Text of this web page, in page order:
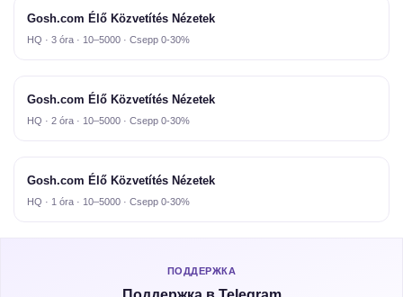
Gosh.com Élő Közvetítés Nézetek
HQ · 3 óra · 10–5000 · Csepp 0-30%
Gosh.com Élő Közvetítés Nézetek
HQ · 2 óra · 10–5000 · Csepp 0-30%
Gosh.com Élő Közvetítés Nézetek
HQ · 1 óra · 10–5000 · Csepp 0-30%
ПОДДЕРЖКА